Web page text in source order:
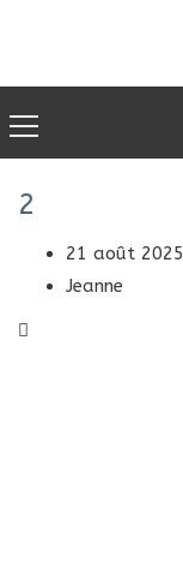
2
21 août 2025
Jeanne